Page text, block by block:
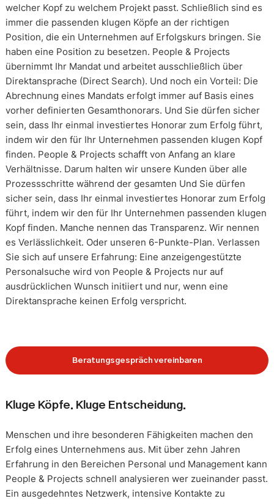
welcher Kopf zu welchem Projekt passt. Schließlich sind es
immer die passenden klugen Köpfe an der richtigen
Position, die ein Unternehmen auf Erfolgskurs bringen. Sie
haben eine Position zu besetzen. People & Projects
übernimmt Ihr Mandat und arbeitet ausschließlich über
Direktansprache (Direct Search). Und noch ein Vorteil: Die
Abrechnung eines Mandats erfolgt immer auf Basis eines
vorher definierten Gesamthonorars. Und Sie dürfen sicher
sein, dass Ihr einmal investiertes Honorar zum Erfolg führt,
indem wir den für Ihr Unternehmen passenden klugen Kopf
finden. People & Projects schafft von Anfang an klare
Verhältnisse. Darum halten wir unsere Kunden über alle
Prozessschritte während der gesamten Und Sie dürfen
sicher sein, dass Ihr einmal investiertes Honorar zum Erfolg
führt, indem wir den für Ihr Unternehmen passenden klugen
Kopf finden. Manche nennen das Transparenz. Wir nennen
es Verlässlichkeit. Oder unseren 6-Punkte-Plan. Verlassen
Sie sich auf unsere Erfahrung: Eine anzeigengestützte
Personalsuche wird von People & Projects nur auf
ausdrücklichen Wunsch initiiert und nur, wenn eine
Direktansprache keinen Erfolg verspricht.
Beratungsgespräch vereinbaren
Kluge Köpfe. Kluge Entscheidung.
Menschen und ihre besonderen Fähigkeiten machen den
Erfolg eines Unternehmens aus. Mit über zehn Jahren
Erfahrung in den Bereichen Personal und Management kann
People & Projects schnell analysieren wer zueinander passt.
Ein ausgedehntes Netzwerk, intensive Kontakte zu